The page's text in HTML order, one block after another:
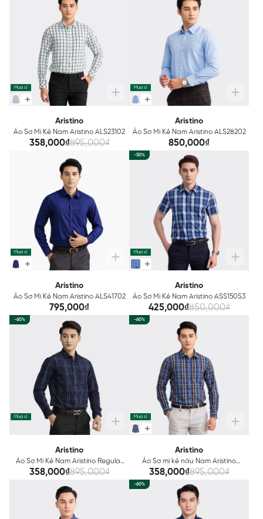
Mua sỉ
Aristino
Áo Sơ Mi Kẻ Nam Aristino ALS23102
358,000₫895,000₫
Mua sỉ
Aristino
Áo Sơ Mi Kẻ Nam Aristino ALS28202
850,000₫
Mua sỉ
Aristino
Áo Sơ Mi Kẻ Nam Aristino ALS41702
795,000₫
-50%
Mua sỉ
Aristino
Áo Sơ Mi Kẻ Nam Aristino ASS150S3
425,000₫850,000₫
-60%
Mua sỉ
Aristino
Áo Sơ Mi Kẻ Nam Aristino Regular
Fit ALS23402
358,000₫895,000₫
-60%
Mua sỉ
Aristino
Áo Sơ mi kẻ nâu Nam Aristino
ALS15402
358,000₫895,000₫
-60%